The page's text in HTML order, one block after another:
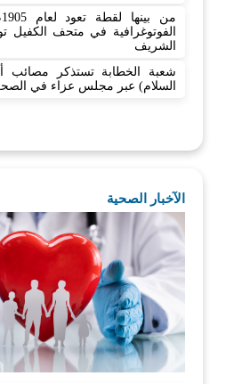
الفوتوغرافية في متحف الكفيل
الشريف
شعبة الخطابة تستذكر مصائب
السلام) عبر مجلس عزاء في
الآخبار الصحية